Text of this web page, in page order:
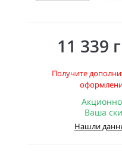
11 339
Получите
Ваша
Нашли